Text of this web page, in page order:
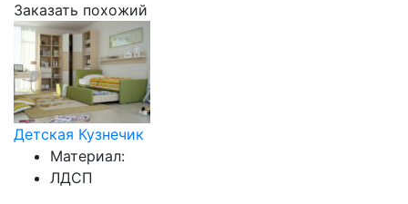
Заказать похожий
Детская Кузнечик
Материал:
ЛДСП